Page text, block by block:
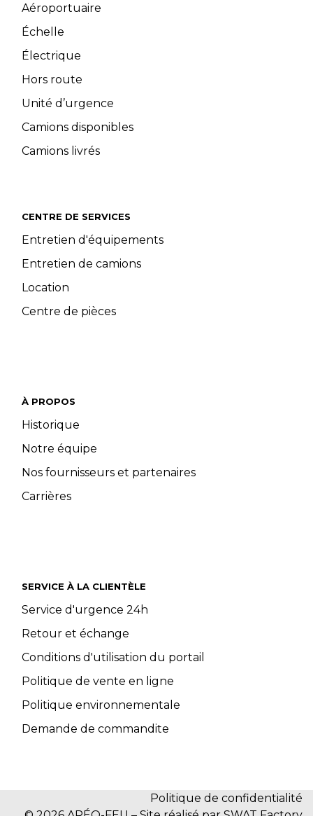
Aéroportuaire
Échelle
Électrique
Hors route
Unité d’urgence
Camions disponibles
Camions livrés
CENTRE DE SERVICES
Entretien d'équipements
Entretien de camions
Location
Centre de pièces
À PROPOS
Historique
Notre équipe
Nos fournisseurs et partenaires
Carrières
SERVICE À LA CLIENTÈLE
Service d'urgence 24h
Retour et échange
Conditions d'utilisation du portail
Politique de vente en ligne
Politique environnementale
Demande de commandite
Politique de confidentialité